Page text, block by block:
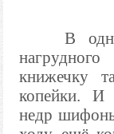
В
книжечку
копейки. И
недр